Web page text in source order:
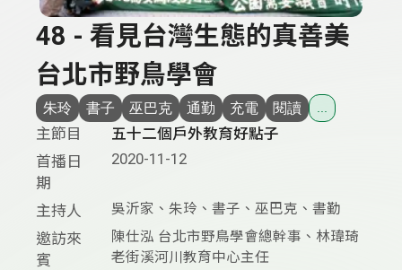
48 - 看見台灣生態的真善美
台北市野鳥學會
朱玲 書子 巫巴克 通勤 充電 閱讀
主節目
五十二個戶外教育好點子
首播日
期
2020-11-12
主持人 吳沂家、朱玲、書子、巫巴克、書勤
邀訪來
賓
陳仕泓 台北市野鳥學會總幹事、林瑋琦
老街溪河川教育中心主任